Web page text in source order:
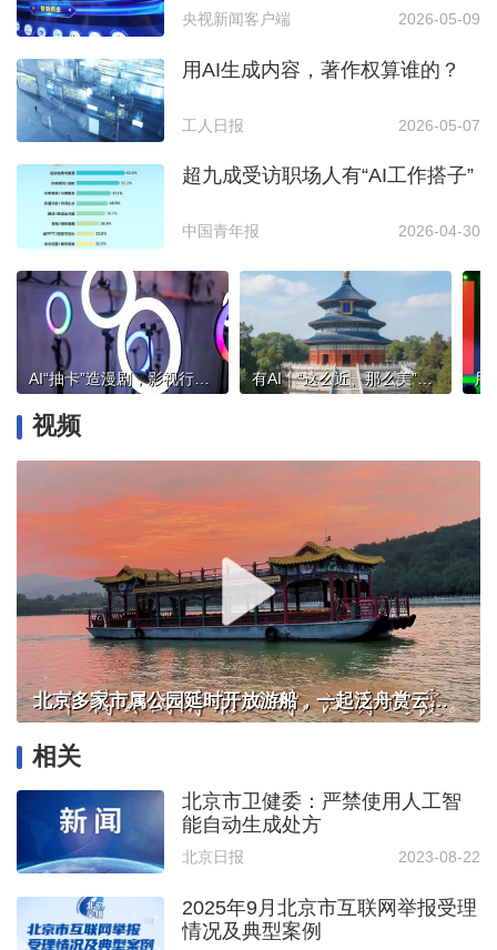
央视新闻客户端 2026-05-09
用AI生成内容，著作权算谁的？
工人日报 2026-05-07
超九成受访职场人有“AI工作搭子”
中国青年报 2026-04-30
AI“抽卡”造漫剧，影视行业迎新变 有AI｜“这么近、那么美”！用希区柯克变焦，看京津冀地标 用
视频
北京多家市属公园延时开放游船，一起泛舟赏云霞！
相关
北京市卫健委：严禁使用人工智
能自动生成处方
北京日报 2023-08-22
2025年9月北京市互联网举报受理
情况及典型案例